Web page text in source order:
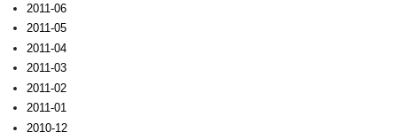
2011-06
2011-05
2011-04
2011-03
2011-02
2011-01
2010-12